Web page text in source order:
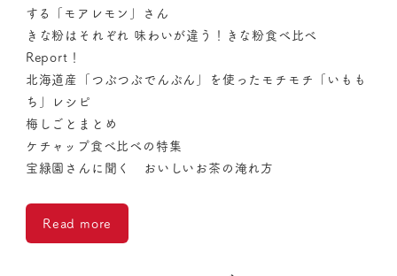
する「モアレモン」さん
きな粉はそれぞれ 味わいが違う！きな粉食べ比べ
Report！
北海道産「つぶつぶでんぷん」を使ったモチモチ「いもも
ち」レシピ
梅しごとまとめ
ケチャップ食べ比べの特集
宝緑園さんに聞く おいしいお茶の淹れ方
Read more